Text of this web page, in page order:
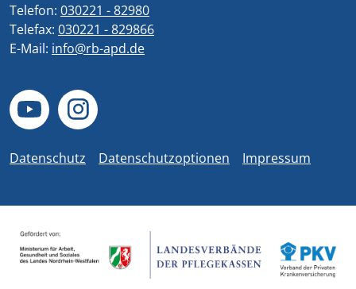
Telefon: 030221 - 82980
Telefax: 030221 - 829866
E-Mail: info@rb-apd.de
Datenschutz Datenschutzoptionen Impressum